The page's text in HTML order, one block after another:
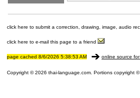
click here to submit a correction, drawing, image, audio
click here to e-mail this page to a friend
page cached 8/6/2026 5:38:53 AM online source
Copyright © 2026 thai-language.com. Portions copyright